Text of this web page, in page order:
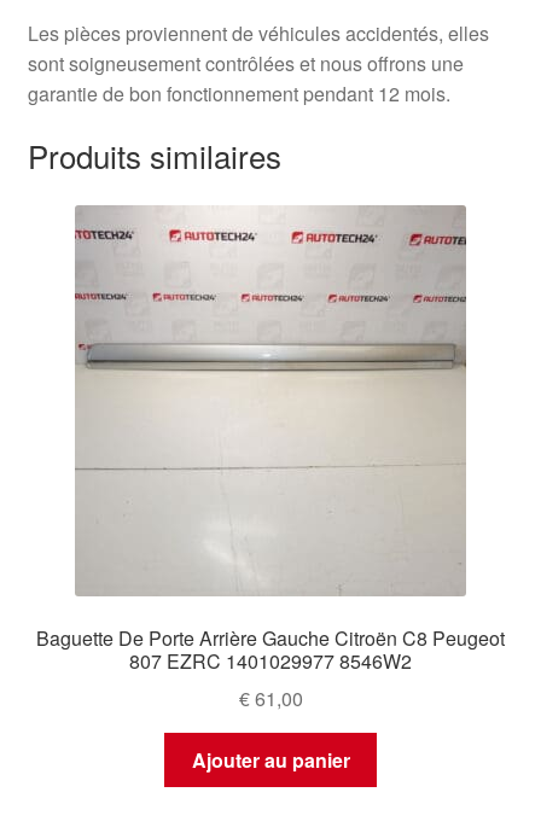
Les pièces proviennent de véhicules accidentés, elles
sont soigneusement contrôlées et nous offrons une
garantie de bon fonctionnement pendant 12 mois.
Produits similaires
Baguette De Porte Arrière Gauche Citroën C8 Peugeot
807 EZRC 1401029977 8546W2
€61,00
Ajouter au panier